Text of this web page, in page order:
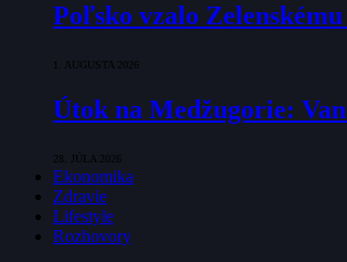
Poľsko vzalo
1. AUGUSTA 2026
Útok na Medžugorie:
28. JÚLA 2026
Ekonomika
Zdravie
Lifestyle
Rozhovory